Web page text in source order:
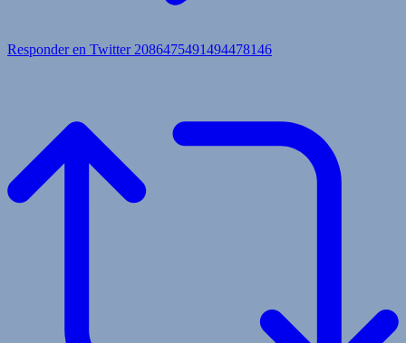
Responder en Twitter 2086475491494478146